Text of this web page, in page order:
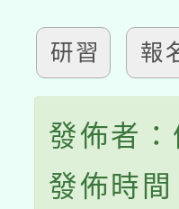
研習 報
發佈者
發佈時